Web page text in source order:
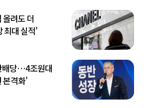
려도 더
대 실적'
배당…4조원대
본격화'